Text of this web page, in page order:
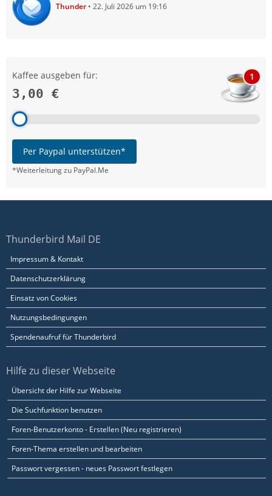
Thunder 22. Juli 2026 um 19:16
Kaffee ausgeben für:
3,00 €
1
Per Paypal unterstützen*
*Weiterleitung zu PayPal.Me
Thunderbird Mail DE
Impressum & Kontakt
Datenschutzerklärung
Einsatz von Cookies
Nutzungsbedingungen
Spendenaufruf für Thunderbird
Hilfe zu dieser Webseite
Übersicht der Hilfe zur Webseite
Die Suchfunktion benutzen
Foren-Benutzerkonto - Erstellen (Neu registrieren)
Foren-Thema erstellen und bearbeiten
Passwort vergessen - neues Passwort festlegen